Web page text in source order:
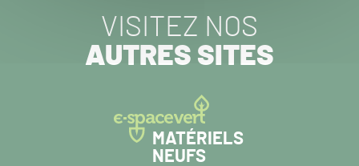
VISITEZ NOS
AUTRES SITES
MATÉRIELS
NEUFS